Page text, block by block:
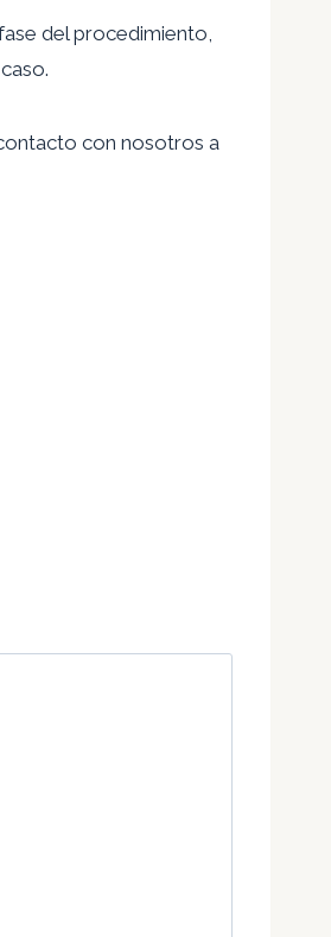
del procedimiento,
con nosotros a